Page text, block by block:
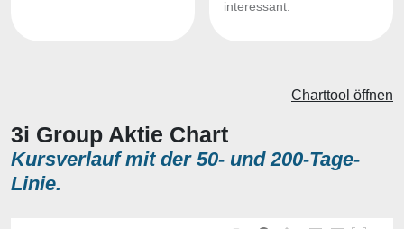
interessant.
3i Group Aktie Chart
Kursverlauf mit der 50- und 200-Tage-
Linie.
Charttool öffnen